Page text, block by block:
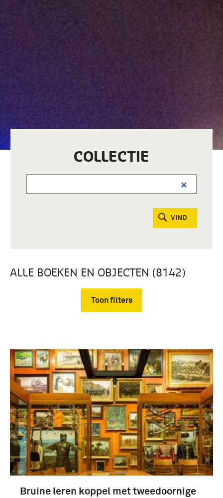
COLLECTIE
VIND
ALLE BOEKEN EN OBJECTEN (8142)
Toon filters
boek (3448)
uitrustingsstukken (217)
roman (177)
onderscheidingen (117)
Bruine leren koppel met tweedoornige